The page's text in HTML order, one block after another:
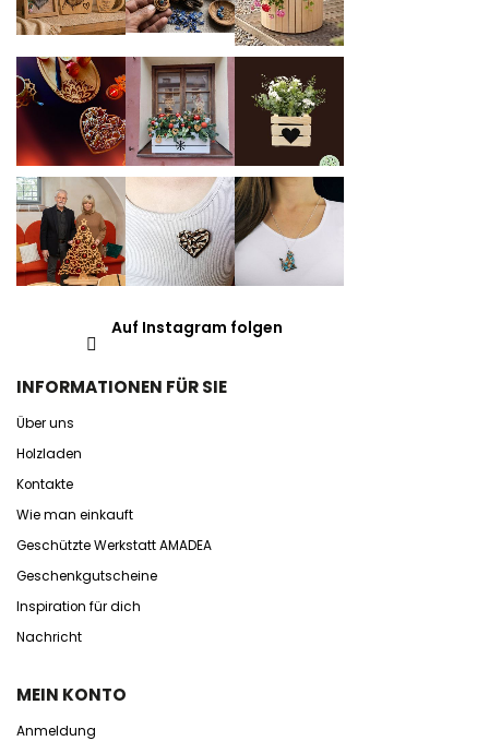
Auf Instagram folgen
INFORMATIONEN FÜR SIE
Über uns
Holzladen
Kontakte
Wie man einkauft
Geschützte Werkstatt AMADEA
Geschenkgutscheine
Inspiration für dich
Nachricht
MEIN KONTO
Anmeldung